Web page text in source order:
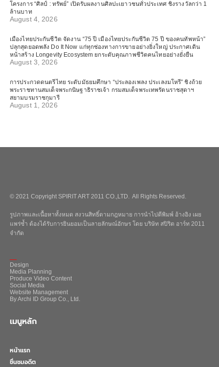
โครงการ “ศิลป์ : ทรัพย์” เปิดรับผลงานศิลปะเยาวชนทั่วประเทศ ชิงรางวัลกว่า 1
ล้านบาท
August 4, 2026
เมืองไทยประกันชีวิต จัดงาน “75 ปี เมืองไทยประกันชีวิต 75 ปี ของคนทัพหน้า”
ปลุกสุดยอดพลัง Do It Now แก่ทุกช่องทางการขายอย่างยิ่งใหญ่ ประกาศเดิน
หน้าสร้าง Longevity Ecosystem ยกระดับคุณภาพชีวิตคนไทยอย่างยั่งยืน
August 3, 2026
การประกวดดนตรีไทย ระดับมัธยมศึกษา “ประลองเพลง ประเลงมโหรี” ชิงถ้วย
พระราชทานสมเด็จพระกนิษฐาธิราชเจ้า กรมสมเด็จพระเทพรัตนราชสุดาฯ
สยามบรมราชกุมารี
August 1, 2026
© 2021 Copyright SPIRIT ART 2011 CO.,LTD. All Rights Reserved.
รูปภาพและเนื้อหาทั้งหมด สงวนสิทธิ์ตามกฎหมาย การนำไปตีพิมพ์ อ้างอิง เผย
แพร่ซ้ำ ต้องได้รับการยินยอมเป็นลายลักษณ์อักษร โดย บริษัท สปิริต อาร์ท 2011
จำกัด
Design
Media Planning
Produce Video Content
Social Media
Website Management
By Archi ID Group Co., Ltd.
เมนูหลัก
หน้าแรก
ชื่นชมอดีต